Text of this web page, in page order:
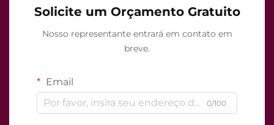
Solicite um Orçamento Gratuito
Nosso representante entrará em contato em
breve.
Email
0/100